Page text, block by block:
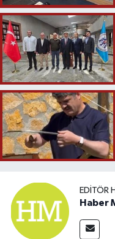
EDITÖR
Haber